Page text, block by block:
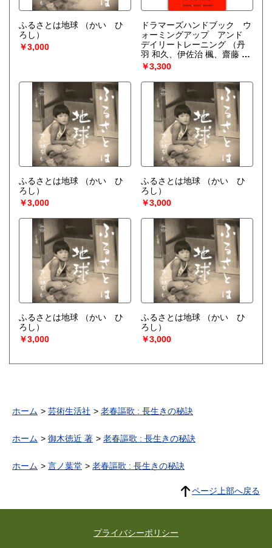
書籍の買取について
★店頭買取・お持ち込みの場合、必ず事前にご連絡くださ
い。
*公安からの指導により、運転免許証・健康保険証・運転経歴
証明書のいずれかを必ずお持ちください。
●名古屋市を拠点として出張買取も行っております。お電話や
メール等にてご相談ください。
取り扱い分野
哲学宗教、歴史、社会科学、自然科学、国語国文、外国文
学、趣味、古書一般（その他）
ふるさとは地球
（かい ひ
ろし）
￥3,000
ドラマーズハンドブック ウ
ォーミングアップ アンド
デイリートレーニング
（丹
羽 和久、伊佐治 楓、齋藤 俊
幸、山路 和紀）
￥3,300
ふるさとは地球
（かい ひ
ろし）
￥3,000
ふるさとは地球
（かい ひ
ろし）
￥3,000
ふるさとは地球
（かい ひ
ろし）
￥3,000
ふるさとは地球
（かい ひ
ろし）
￥3,000
ホーム 芸術生活社 老春謳歌 : 長生きの秘訣
ホーム 御木徳近 著 老春謳歌 : 長生きの秘訣
ホーム 言ノ葉堂 老春謳歌 : 長生きの秘訣
ページ上部へ戻る
プライバシーポリシー